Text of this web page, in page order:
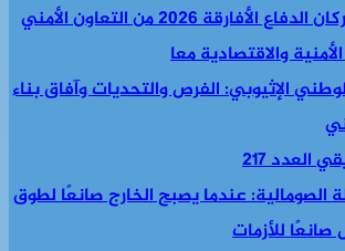
مؤتمر رؤساء أركان الدفاع الأفارقة 2026 من التعاون الأمني
والاقتصادية معا
الإثيوبي: الفرص والتحديات وآفاق بناء
العدد 217
الصومالية: عندما يصبح الخارج صانعًا لطوق
صانعًا للأزمات